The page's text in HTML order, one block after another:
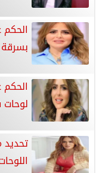
لوحات